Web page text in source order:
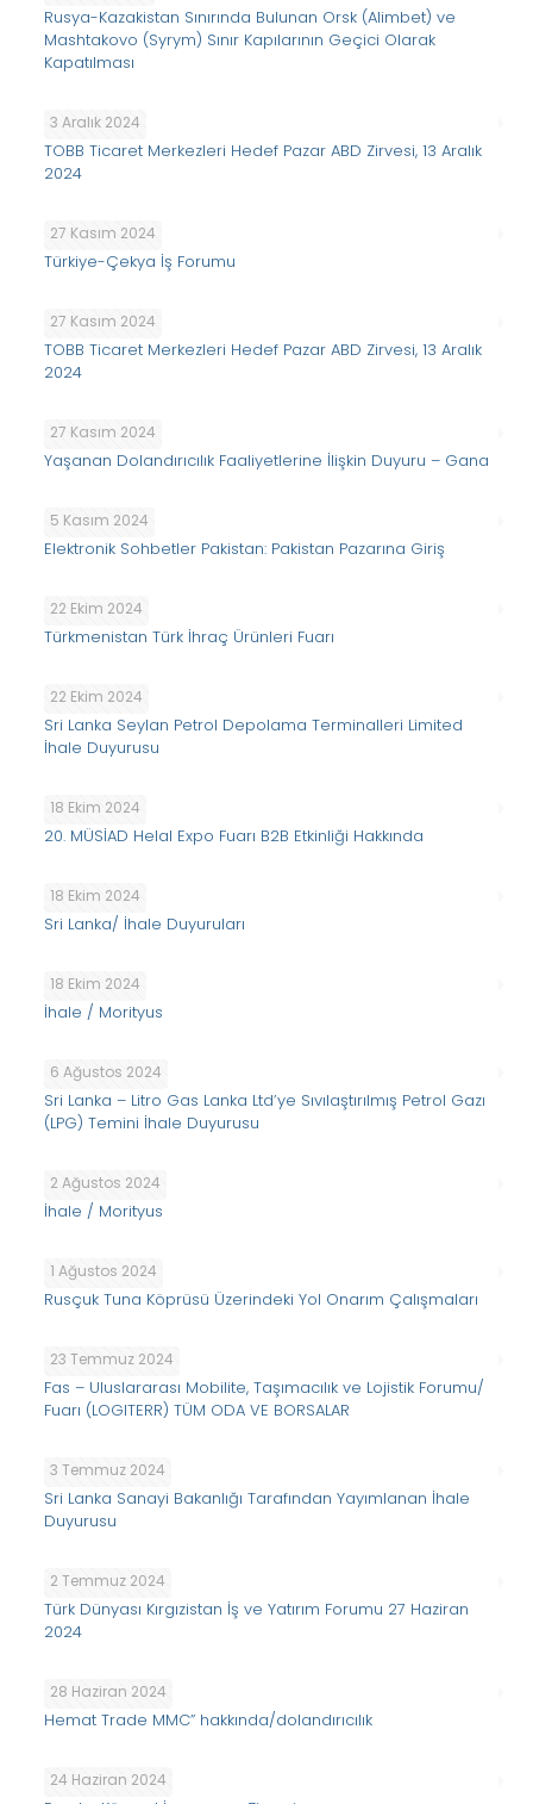
Rusya-Kazakistan Sınırında Bulunan Orsk (Alimbet) ve
Mashtakovo (Syrym) Sınır Kapılarının Geçici Olarak
Kapatılması
3 Aralık 2024
TOBB Ticaret Merkezleri Hedef Pazar ABD Zirvesi, 13 Aralık
2024
27 Kasım 2024
Türkiye-Çekya İş Forumu
27 Kasım 2024
TOBB Ticaret Merkezleri Hedef Pazar ABD Zirvesi, 13 Aralık
2024
27 Kasım 2024
Yaşanan Dolandırıcılık Faaliyetlerine İlişkin Duyuru – Gana
5 Kasım 2024
Elektronik Sohbetler Pakistan: Pakistan Pazarına Giriş
22 Ekim 2024
Türkmenistan Türk İhraç Ürünleri Fuarı
22 Ekim 2024
Sri Lanka Seylan Petrol Depolama Terminalleri Limited
İhale Duyurusu
18 Ekim 2024
20. MÜSİAD Helal Expo Fuarı B2B Etkinliği Hakkında
18 Ekim 2024
Sri Lanka/ İhale Duyuruları
18 Ekim 2024
İhale / Morityus
6 Ağustos 2024
Sri Lanka – Litro Gas Lanka Ltd’ye Sıvılaştırılmış Petrol Gazı
(LPG) Temini İhale Duyurusu
2 Ağustos 2024
İhale / Morityus
1 Ağustos 2024
Rusçuk Tuna Köprüsü Üzerindeki Yol Onarım Çalışmaları
23 Temmuz 2024
Fas – Uluslararası Mobilite, Taşımacılık ve Lojistik Forumu/
Fuarı (LOGITERR) TÜM ODA VE BORSALAR
3 Temmuz 2024
Sri Lanka Sanayi Bakanlığı Tarafından Yayımlanan İhale
Duyurusu
2 Temmuz 2024
Türk Dünyası Kırgızistan İş ve Yatırım Forumu 27 Haziran
2024
28 Haziran 2024
Hemat Trade MMC” hakkında/dolandırıcılık
24 Haziran 2024